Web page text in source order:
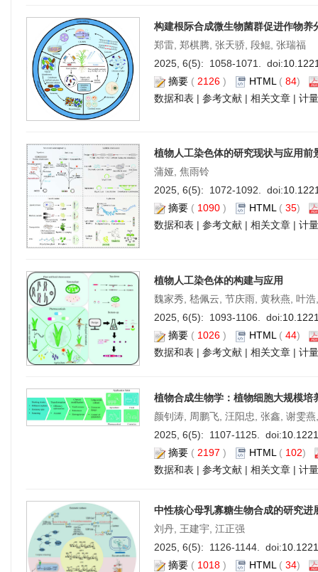
构建根际合成微生物菌群促进作物养
郑雷, 郑棋腾, 张天骄, 段鲲, 张瑞福
2025, 6(5): 1058-1071. doi:
摘要 ( 2126 ) HTML ( 84)
数据和表 | 参考文献 | 相关文章 | 计
植物人工染色体的研究现状与应用前
蒲娅, 焦雨铃
2025, 6(5): 1072-1092. doi:
摘要 ( 1090 ) HTML ( 35)
数据和表 | 参考文献 | 相关文章 | 计
植物人工染色体的构建与应用
魏家秀, 嵇佩云, 节庆雨, 黄秋燕, 叶
2025, 6(5): 1093-1106. doi:
摘要 ( 1026 ) HTML( 44)
数据和表 | 参考文献 | 相关文章 | 计
植物合成生物学：植物细胞大规模培
颜钊涛, 周鹏飞, 汪阳忠, 张鑫, 谢雯
2025, 6(5): 1107-1125. doi:
摘要 ( 2197 ) HTML ( 102)
数据和表 | 参考文献 | 相关文章 | 计
中性核心母乳寡糖生物合成的研究进
刘丹, 王建宇, 江正强
2025, 6(5): 1126-1144. doi:
摘要 ( 1018 ) HTML ( 34)